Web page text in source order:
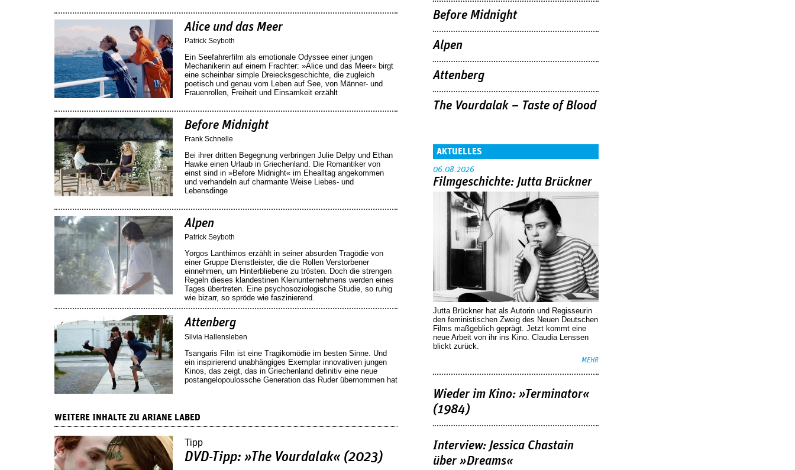
Alice und das Meer
Patrick Seyboth
Ein Seefahrerfilm als emotionale Odyssee einer jungen
Mechanikerin auf einem Frachter: »Alice und das Meer« birgt
eine scheinbar simple Dreiecksgeschichte, die zugleich
poetisch und genau vom Leben auf See, von Männer- und
Frauenrollen, Freiheit und Einsamkeit erzählt
Before Midnight
Frank Schnelle
Bei ihrer dritten Begegnung verbringen Julie Delpy und Ethan
Hawke einen Urlaub in Griechenland. Die Romantiker von
einst sind in »Before Midnight« im Ehealltag angekommen
und verhandeln auf charmante Weise Liebes- und
Lebensdinge
Alpen
Patrick Seyboth
Yorgos Lanthimos erzählt in seiner absurden Tragödie von
einer Gruppe Dienstleister, die die Rollen Verstorbener
einnehmen, um Hinterbliebene zu trösten. Doch die strengen
Regeln dieses klandestinen Kleinunternehmens werden eines
Tages übertreten. Eine psychosoziologische Studie, so ruhig
wie bizarr, so spröde wie faszinierend.
Attenberg
Silvia Hallensleben
Tsangaris Film ist eine Tragikomödie im besten Sinne. Und
ein inspirierend unabhängiges Exemplar innovativen jungen
Kinos, das zeigt, das in Griechenland definitiv eine neue
postangelopoulossche Generation das Ruder übernommen hat
WEITERE INHALTE ZU ARIANE LABED
Tipp
DVD-Tipp: »The Vourdalak« (2023)
Before Midnight
Alpen
Attenberg
The Vourdalak – Taste of Blood
AKTUELLES
06.08.2026
Filmgeschichte: Jutta Brückner
Jutta Brückner hat als Autorin und Regisseurin
den feministischen Zweig des Neuen Deutschen
Films maßgeblich geprägt. Jetzt kommt eine
neue Arbeit von ihr ins Kino. Claudia Lenssen
blickt zurück.
MEHR
Wieder im Kino: »Terminator«
(1984)
Interview: Jessica Chastain
über »Dreams«